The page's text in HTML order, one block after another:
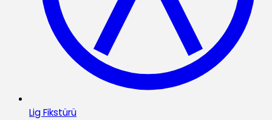
Lig Fikstürü